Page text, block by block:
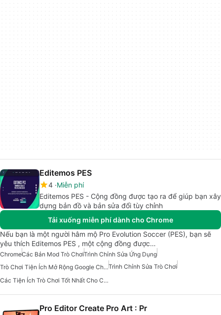
Editemos PES
4 Miễn phí
Editemos PES - Cộng đồng được tạo ra để giúp bạn xây
dựng bản đồ và bản sửa đổi tùy chỉnh
Tải xuống miễn phí dành cho Chrome
Nếu bạn là một người hâm mộ Pro Evolution Soccer (PES), bạn sẽ
yêu thích Editemos PES , một cộng đồng được…
ChromeCác Bản Mod Trò ChơiTrình Chỉnh Sửa Ứng Dụng
Trò Chơi Tiện Ích Mở Rộng Google ChromeTrình Chỉnh Sửa Trò Chơi
Các Tiện Ích Trò Chơi Tốt Nhất Cho Chrome
Pro Editor Create Pro Art : Pr